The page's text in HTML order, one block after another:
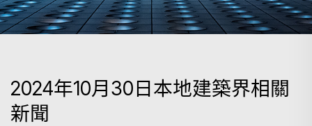
2024年10月30日本地建築界相關
新聞